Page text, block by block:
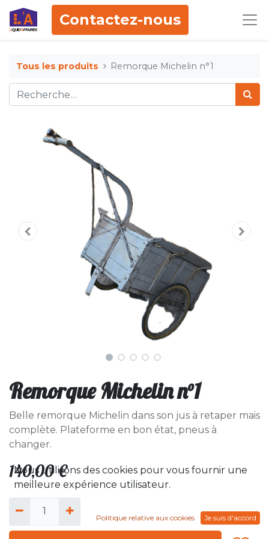
Contactez-nous
Tous les produits Remorque Michelin n°1
Remorque Michelin n°1
Belle remorque Michelin dans son jus à retaper mais
complète. Plateforme en bon état, pneus à
changer.
140,00€
Nous utilisons des cookies pour vous fournir une
meilleure expérience utilisateur.
Politique relative aux cookies Je suis d'accord